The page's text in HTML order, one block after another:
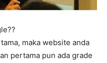
maka website anda
pertama pun ada grade